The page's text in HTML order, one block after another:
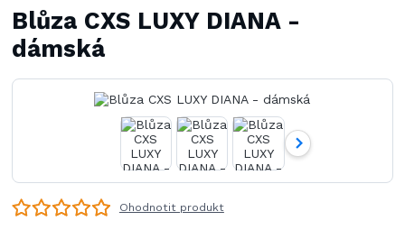
Blůza CXS LUXY DIANA -
dámská
Ohodnotit produkt